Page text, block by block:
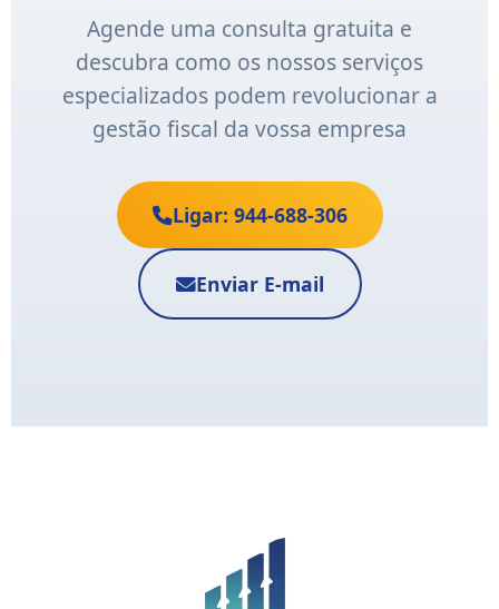
Agende uma consulta gratuita e
descubra como os nossos serviços
especializados podem revolucionar a
gestão fiscal da vossa empresa
Ligar: 944-688-306
Enviar E-mail